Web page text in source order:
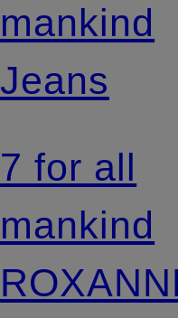
mankind
Jeans
7 for all
mankind